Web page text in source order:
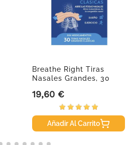
Breathe Right Tiras
Nasales Grandes, 30
Precio
19,60 €
Añadir Al Carrito